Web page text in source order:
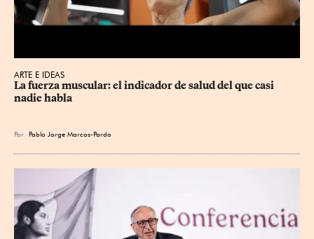
ARTE E IDEAS
La fuerza muscular: el indicador de salud del que casi
nadie habla
Por Pablo Jorge Marcos-Pardo